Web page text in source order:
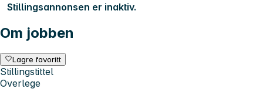
Stillingsannonsen er inaktiv.
Om jobben
Lagre favoritt
Stillingstittel
Overlege